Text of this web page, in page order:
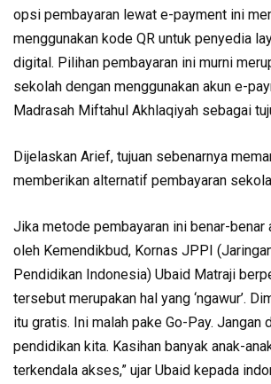
opsi pembayaran lewat e-payment ini
menggunakan kode QR untuk penyedia
digital. Pilihan pembayaran ini murni
sekolah dengan menggunakan akun e-
Madrasah Miftahul Akhlaqiyah sebagai
Dijelaskan Arief, tujuan sebenarnya
memberikan alternatif pembayaran
Jika metode pembayaran ini benar-benar
oleh Kemendikbud, Kornas JPPI
Pendidikan Indonesia) Ubaid Matraji
tersebut merupakan hal yang ‘ngawur’.
itu gratis. Ini malah pake Go-Pay. Jangan
pendidikan kita. Kasihan banyak anak-
terkendala akses,” ujar Ubaid kepada